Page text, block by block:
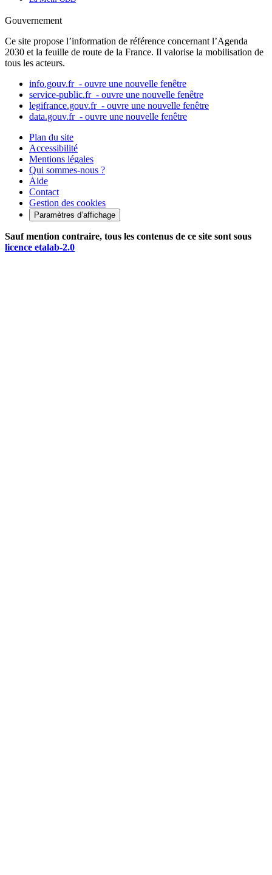
Gouvernement
Ce site propose l’information de référence concernant l’Agenda
2030 et la feuille de route de la France. Il valorise la mobilisation de
tous les acteurs.
info.gouv.fr - ouvre une nouvelle fenêtre
service-public.fr - ouvre une nouvelle fenêtre
legifrance.gouv.fr - ouvre une nouvelle fenêtre
data.gouv.fr - ouvre une nouvelle fenêtre
Plan du site
Accessibilité
Mentions légales
Qui sommes-nous ?
Aide
Contact
Gestion des cookies
Paramètres d’affichage
Sauf mention contraire, tous les contenus de ce site sont sous
licence etalab-2.0